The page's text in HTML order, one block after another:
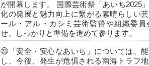
が開幕します。 国際芸術祭「あいち2025
化の発展と魅力向上に繋がる素晴らしい
ール・アル・カシミ芸術監督や組織委
せ、しっかりと準備を進めて参ります。
㉓「安全・安心なあいち」については、
し、今後、発生が危惧される南海トラフ